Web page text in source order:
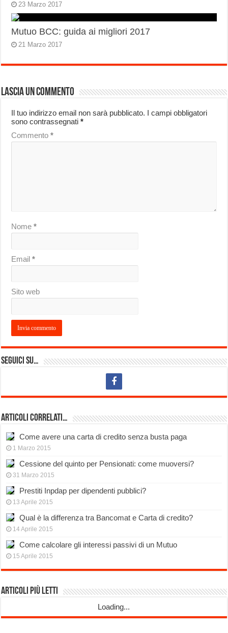
23 Marzo 2017
Mutuo BCC: guida ai migliori 2017
21 Marzo 2017
Lascia un commento
Il tuo indirizzo email non sarà pubblicato. I campi obbligatori
sono contrassegnati*
Commento*
Nome*
Email*
Sito web
Seguici su…
Articoli Correlati…
Come avere una carta di credito senza busta paga
1 Marzo 2015
Cessione del quinto per Pensionati: come muoversi?
31 Marzo 2015
Prestiti Inpdap per dipendenti pubblici?
13 Aprile 2015
Qual è la differenza tra Bancomat e Carta di credito?
14 Aprile 2015
Come calcolare gli interessi passivi di un Mutuo
15 Aprile 2015
Articoli più Letti
Loading...